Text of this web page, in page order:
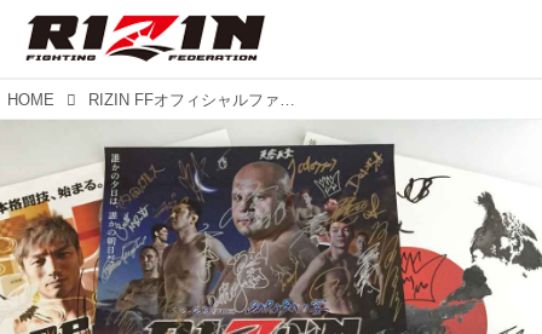
HOME RIZIN FFオフィシャルファンクラブ強者の巣（仮） 『第1回マッチメイク会議』会場限定情報！ 第３弾！